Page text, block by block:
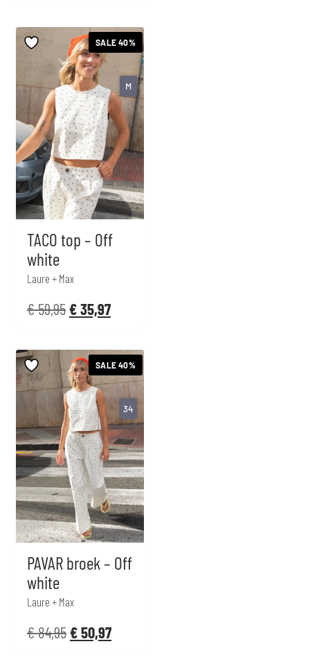
SALE 40%
TACO top – Off
white
Laure + Max
€59,95€35,97
M
SALE 40%
PAVAR broek – Off
white
Laure + Max
€84,95€50,97
34